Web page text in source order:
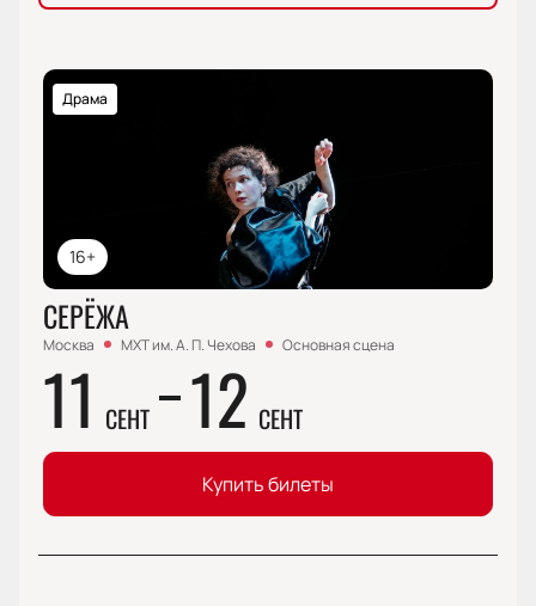
16+
Драма
СЕРЁЖА
Москва МХТ им. А. П. Чехова Основная сцена
11 СЕНТ 12 СЕНТ
Купить билеты